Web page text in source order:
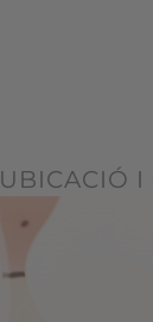
UBICACIÓ I